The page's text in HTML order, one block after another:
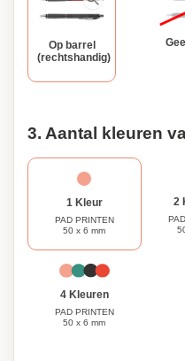
Op barrel
(rechtshandig)
3. Aantal kleuren
1 Kleur
PAD PRINTEN
50 x 6 mm
2
4 Kleuren
PAD PRINTEN
50 x 6 mm